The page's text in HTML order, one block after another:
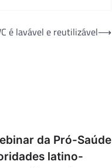
é lavável e reutilizável⟶
da Pró-Saúde
latino-